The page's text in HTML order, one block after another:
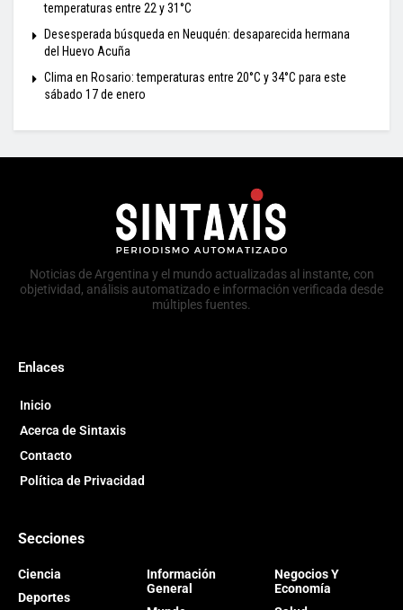
temperaturas entre 22 y 31°C
Desesperada búsqueda en Neuquén: desaparecida hermana
del Huevo Acuña
Clima en Rosario: temperaturas entre 20°C y 34°C para este
sábado 17 de enero
Noticias de Argentina y el mundo actualizadas al instante, con
objetividad, análisis automatizado e información verificada desde
múltiples fuentes.
Enlaces
Inicio
Acerca de Sintaxis
Contacto
Política de Privacidad
Secciones
Ciencia
Deportes
Información
General
Negocios Y
Economía